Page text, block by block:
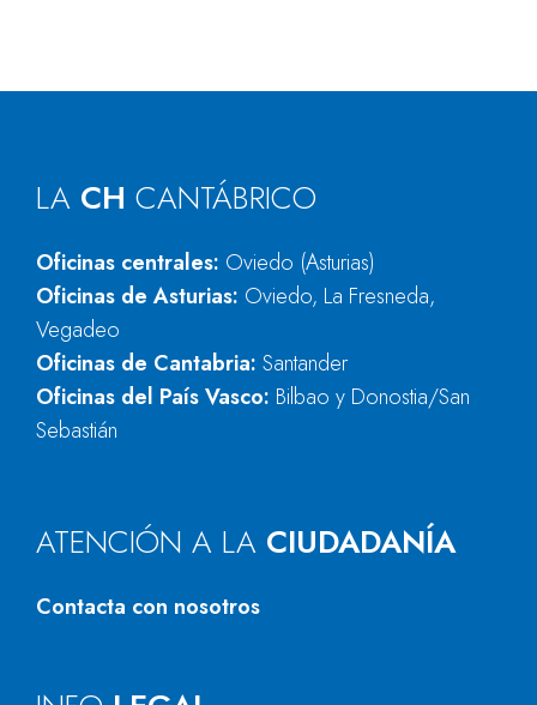
LA CH CANTÁBRICO
Oficinas centrales: Oviedo (Asturias)
Oficinas de Asturias: Oviedo, La Fresneda,
Vegadeo
Oficinas de Cantabria: Santander
Oficinas del País Vasco: Bilbao y Donostia/San
Sebastián
ATENCIÓN A LA CIUDADANÍA
Contacta con nosotros